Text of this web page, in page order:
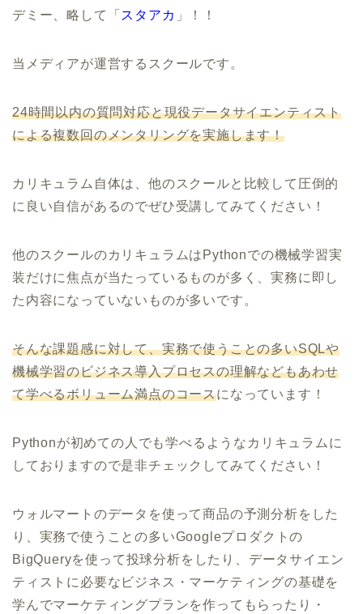
デミー、略して「 スタアカ 」！！
当メディアが運営するスクールです。
24時間以内の質問対応と現役データサイエンティスト
による複数回のメンタリングを実施します！
カリキュラム自体は、他のスクールと比較して圧倒的
に良い自信があるのでぜひ受講してみてください！
他のスクールのカリキュラムはPythonでの機械学習実
装だけに焦点が当たっているものが多く、実務に即し
た内容になっていないものが多いです。
そんな課題感に対して、実務で使うことの多いSQLや
機械学習のビジネス導入プロセスの理解などもあわせ
て学べるボリューム満点のコースになっています！
Pythonが初めての人でも学べるようなカリキュラムに
しておりますので是非チェックしてみてください！
ウォルマートのデータを使って商品の予測分析をした
り、実務で使うことの多いGoogleプロダクトの
BigQueryを使って投球分析をしたり、データサイエン
ティストに必要なビジネス・マーケティングの基礎を
学んでマーケティングプランを作ってもらったり・